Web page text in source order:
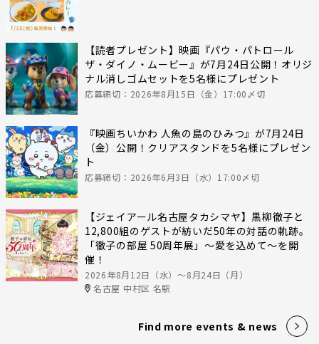
【読者プレゼント】映画『パウ・パトロール
ザ・ダイノ・ムービー』が7月24日公開！オリジ
ナル消しゴムセットを5名様にプレゼント
応募締切：2026年8月15日（金）17:00〆切
『映画ちいかわ 人魚の島のひみつ』が7月24日
（金）公開！クリアスタンドを5名様にプレゼン
ト
応募締切：2026年6月3日（水）17:00〆切
【ジェイアール名古屋タカシマヤ】黒柳徹子と
12,800組のゲストが紡いだ50年の対話の軌跡。
「徹子の部屋 50周年展」～愛を込めて～を開
催！
2026年8月12日（水）〜8月24日（月）
名古屋 中村区 名駅
Find more events & news